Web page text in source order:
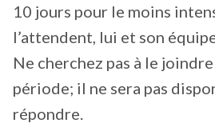
10 jours pour le moins
l’attendent, lui et son
Ne cherchez pas à le
période; il ne sera pas
répondre.